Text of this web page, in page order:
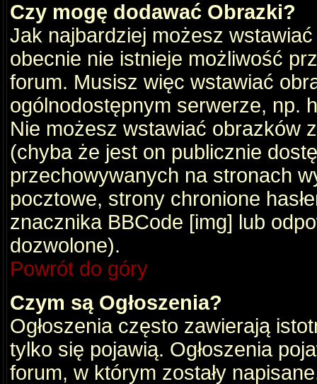
Czy mogę dodawać Obrazki?
Jak najbardziej możesz
obecnie nie istnieje możliwość
forum. Musisz więc wstawiać
ogólnodostępnym serwerze, np.
Nie możesz wstawiać obrazków
(chyba że jest on publicznie
przechowywanych na stronach
pocztowe, strony chronione
znacznika BBCode [img] lub
dozwolone).
Powrót do góry
Czym są Ogłoszenia?
Ogłoszenia często zawierają
tylko się pojawią. Ogłoszenia
forum, w którym zostały